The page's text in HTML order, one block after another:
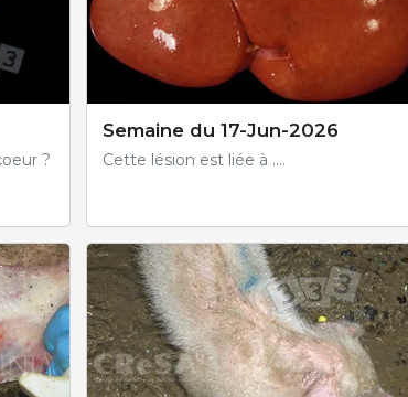
?
Semaine du 17-Jun-2026
Cette lésion est liée à ....